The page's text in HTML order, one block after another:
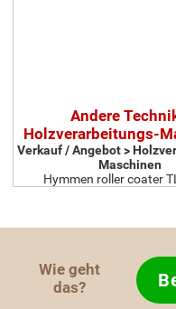
Andere
Holzverarbeitungs-
Verkauf / Angebot >
Maschinen
Hymmen roller coater
Wie geht
das?